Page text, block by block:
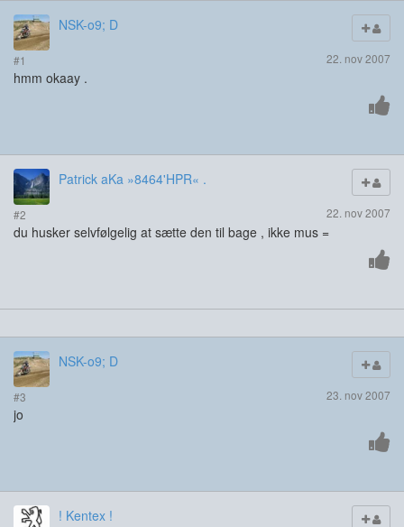
NSK-o9; D
#1 22. nov 2007
hmm okaay .
Patrick aKa »8464'HPR« .
#2 22. nov 2007
du husker selvfølgelig at sætte den til bage , ikke mus =
NSK-o9; D
#3 23. nov 2007
jo
! Kentex !